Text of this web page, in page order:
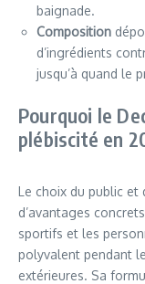
baignade.
Composition
d’ingrédients
jusqu’à quand le
Pourquoi le
plébiscité en
Le choix du public et
d’avantages
sportifs et les
polyvalent pendant
extérieures. Sa